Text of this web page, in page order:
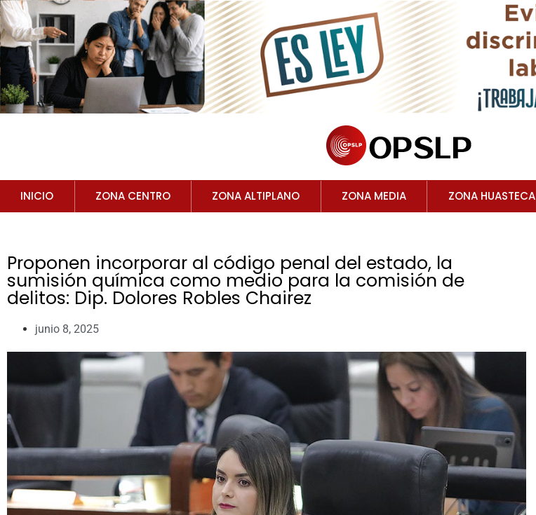
INICIO ZONA CENTRO ZONA ALTIPLANO ZONA MEDIA ZONA HUASTECA
Proponen incorporar al código penal del estado, la
sumisión química como medio para la comisión de
delitos: Dip. Dolores Robles Chairez
junio 8, 2025